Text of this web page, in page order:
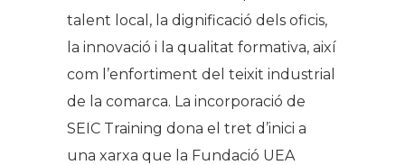
talent local, la dignificació dels oficis,
la innovació i la qualitat formativa, així
com l’enfortiment del teixit industrial
de la comarca. La incorporació de
SEIC Training dona el tret d’inici a
una xarxa que la Fundació UEA